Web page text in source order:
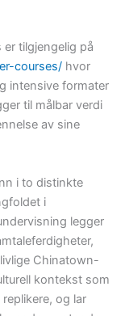
tilgjengelig på
courses/ hvor
intensive formater
til målbar verdi
av sine
i to distinkte
i
legger
Chinatown-
kontekst som
og lar